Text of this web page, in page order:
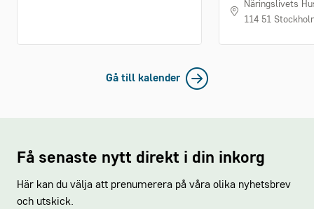
Näringslivets
114 51
Gå till kalender
Få senaste nytt direkt i din inkorg
Här kan du välja att prenumerera på våra olika nyhetsbrev
och utskick.